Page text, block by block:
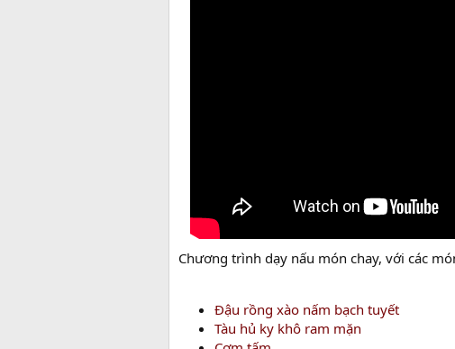
Chương trình dạy nấu món chay, với các
Đậu rồng xào nấm bạch tuyết
Tàu hủ ky khô ram mặn